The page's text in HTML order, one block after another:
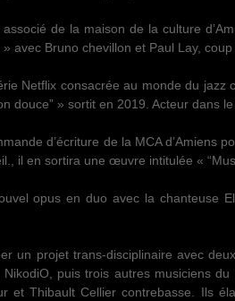
de la maison de la culture
avec Bruno chevillon et Paul Lay,
Netflix consacrée au monde du
douce” » sortit en 2019. Acteur dans
d’écriture de la MCA d’Amiens
il en sortira une œuvre intitulée «
opus en duo avec la chanteuse
un projet trans-disciplinaire avec
puis trois autres musiciens
et Thibault Cellier contrebasse. Ils